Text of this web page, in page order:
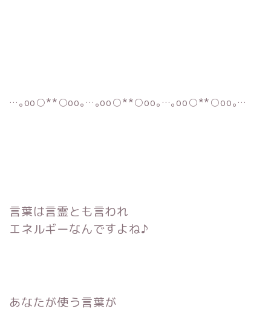
…｡oо○**○оo｡…｡oо○**○оo｡…｡oо○**○оo｡…
言葉は言霊とも言われ
エネルギーなんですよね♪
あなたが使う言葉が